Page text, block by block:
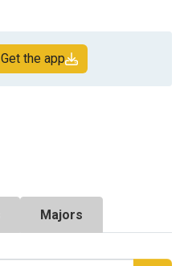
Get the app
Majors